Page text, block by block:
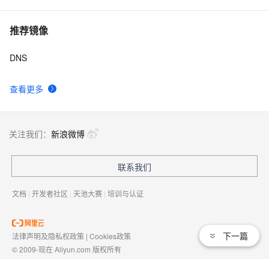
推荐镜像
查看更多
DNS
下一篇
关注我们： 新浪微博
联系我们
文档 | 开发者社区 | 天池大赛 | 培训与认证
法律声明及隐私权政策 | Cookies政策
© 2009-现在 Aliyun.com 版权所有